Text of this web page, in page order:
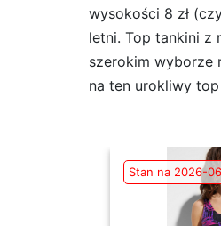
wysokości 8 zł
letni. Top tankini z
szerokim wyborze
na ten urokliwy
Stan na 2026-